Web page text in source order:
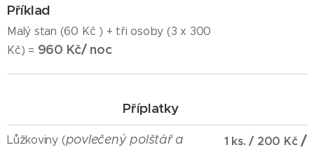
Příklad
Malý stan (60 Kč ) + tři osoby (3 x 300
Kč) = 960 Kč/ noc
Příplatky
Lůžkoviny (povlečený polštář a
1 ks. / 200 Kč/